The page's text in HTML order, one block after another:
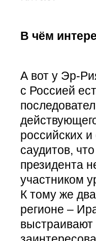
В чём
А вот у Эр-
с Россией
российских
саудитов,
президента
участником
К тому же
регионе –